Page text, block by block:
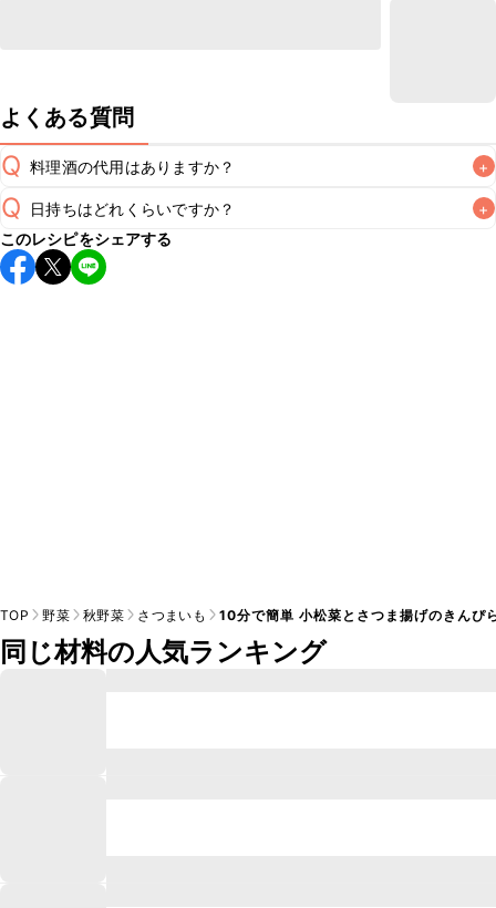
よくある質問
Q 料理酒の代用はありますか？ +
A
Q 日持ちはどれくらいですか？ +
保存期間は冷蔵で翌日中が目安です。なるべくお早めにお召
し上がりください。
このレシピをシェアする
TOP 野菜 秋野菜 さつまいも 10分で簡単 小松菜とさつま揚げのきんぴ
同じ材料の人気ランキング